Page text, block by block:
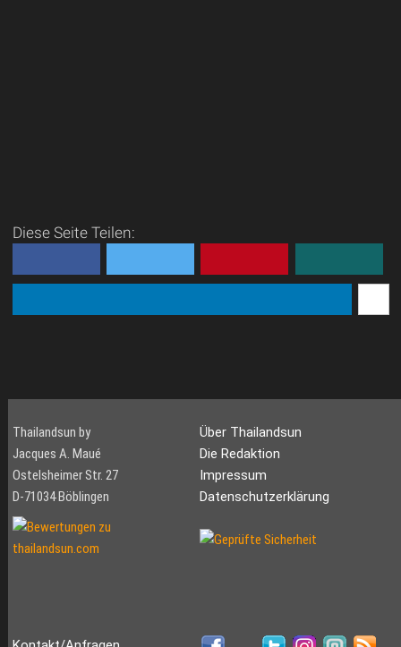
Diese Seite Teilen:
Thailandsun by
Jacques A. Maué
Ostelsheimer Str. 27
D-71034 Böblingen
Über Thailandsun
Die Redaktion
Impressum
Datenschutzerklärung